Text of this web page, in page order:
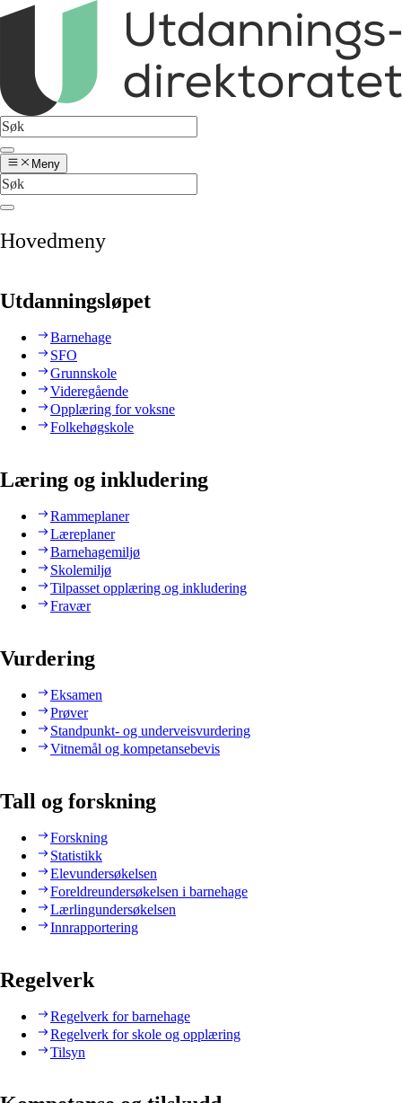
Meny
Hovedmeny
Utdanningsløpet
Barnehage
SFO
Grunnskole
Videregående
Opplæring for voksne
Folkehøgskole
Læring og inkludering
Rammeplaner
Læreplaner
Barnehagemiljø
Skolemiljø
Tilpasset opplæring og inkludering
Fravær
Vurdering
Eksamen
Prøver
Standpunkt- og underveisvurdering
Vitnemål og kompetansebevis
Tall og forskning
Forskning
Statistikk
Elevundersøkelsen
Foreldreundersøkelsen i barnehage
Lærlingundersøkelsen
Innrapportering
Regelverk
Regelverk for barnehage
Regelverk for skole og opplæring
Tilsyn